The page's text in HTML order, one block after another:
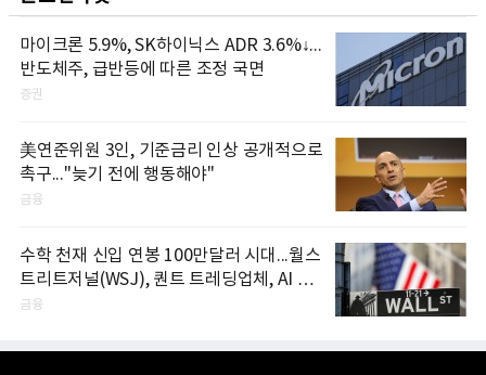
마이크론 5.9%, SK하이닉스 ADR 3.6%↓...
반도체주, 급반등에 따른 조정 국면
증권
美연준위원 3인, 기준금리 인상 공개적으로
촉구..."늦기 전에 행동해야"
금융
수학 천재 신입 연봉 100만달러 시대...월스
트리트저널(WSJ), 퀀트 트레딩업체, AI 기
업들 인재 확보 경쟁
금융